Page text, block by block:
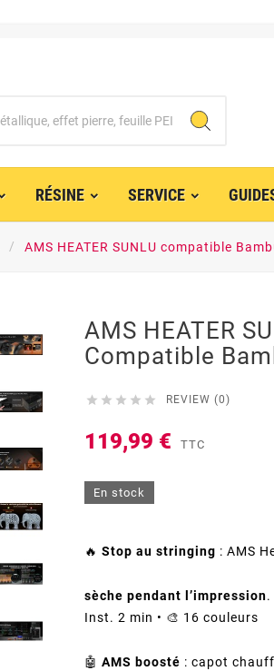
RÉSINE SERVICE
AMS HEATER SUNLU compatible
AMS HEATER
Compatible
     REVIEW (0)
119,99 € TTC
En stock
🔥 Stop au stringing : AMS
sèche pendant l’impression.
Inst. 2 min • 🎨 16 couleurs
🤖 AMS boosté : capot